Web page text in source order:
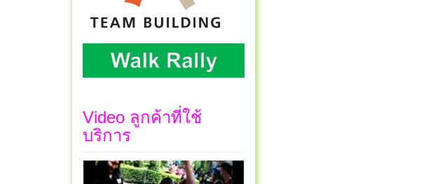
Video ลูกค้าที่ใช้
บริการ